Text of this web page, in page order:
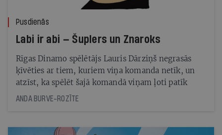
Pusdienās
Labi ir abi — Šuplers un Znaroks
Rīgas Dinamo spēlētājs Lauris Dārziņš negrasās
ķīvēties ar tiem, kuriem viņa komanda netīk, un
atzīst, ka spēlēt šajā komandā viņam ļoti patīk
ANDA BURVE-ROZĪTE